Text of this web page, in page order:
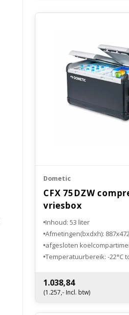
Dometic
CFX 75DZW
vriesbox
Inhoud: 53 liter
Afmetingen(bxdxh):
Temperatuurbereik: -22°C
1.038,84
(1.257,- Incl. btw)